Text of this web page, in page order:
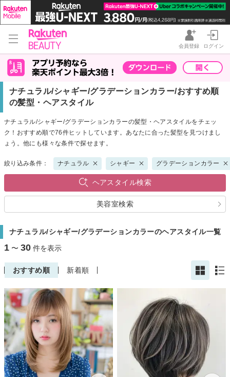
会員登録 ログイン
ナチュラル/シャギー/グラデーションカラー/おすすめ順
の髪型・ヘアスタイル
ナチュラル/シャギー/グラデーションカラーの髪型・ヘアスタイルをチェッ
ク！おすすめ順で76件ヒットしています。あなたに合った髪型を見つけまし
ょう。他にも様々な条件で探せます。
絞り込み条件： ナチュラル シャギー グラデーションカラー
ヘアスタイル検索
美容室検索
ナチュラル/シャギー/グラデーションカラーのヘアスタイル一覧
1 〜 30 件を表示
おすすめ順 新着順